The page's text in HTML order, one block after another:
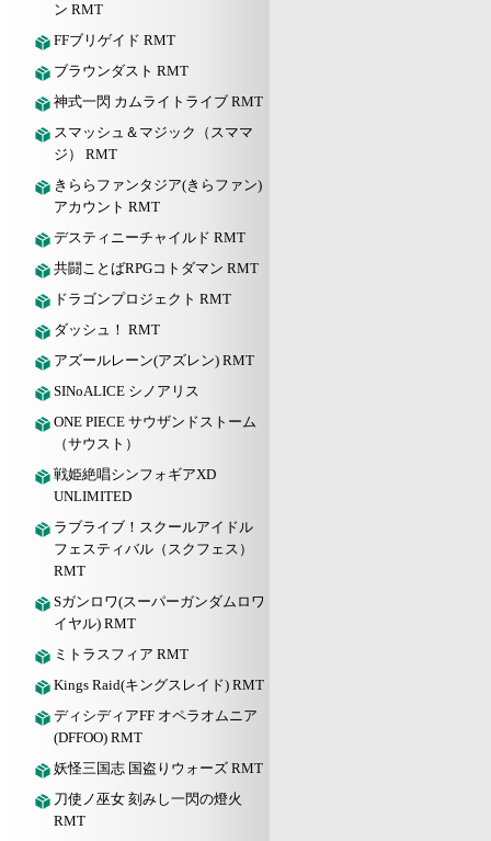
ン RMT
FFブリゲイド RMT
ブラウンダスト RMT
神式一閃 カムライトライブ RMT
スマッシュ＆マジック（スママ
ジ） RMT
きららファンタジア(きらファン)
アカウント RMT
デスティニーチャイルド RMT
共闘ことばRPGコトダマン RMT
ドラゴンプロジェクト RMT
ダッシュ！ RMT
アズールレーン(アズレン) RMT
SINoALICE シノアリス
ONE PIECE サウザンドストーム
（サウスト）
戦姫絶唱シンフォギアXD
UNLIMITED
ラブライブ！スクールアイドル
フェスティバル（スクフェス）
RMT
Sガンロワ(スーパーガンダムロワ
イヤル) RMT
ミトラスフィア RMT
Kings Raid(キングスレイド) RMT
ディシディアFF オペラオムニア
(DFFOO) RMT
妖怪三国志 国盗りウォーズ RMT
刀使ノ巫女 刻みし一閃の燈火
RMT